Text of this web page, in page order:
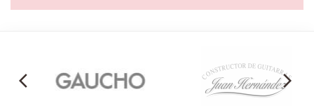
arrow_back_ios arrow_forward_ios